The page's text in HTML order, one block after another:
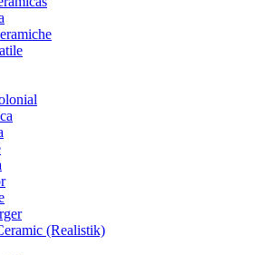
(Realistik)